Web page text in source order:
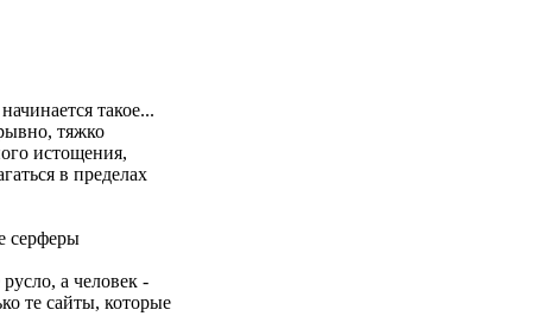
такое...
тяжко
истощения,
в пределах
серферы
а человек -
те сайты, которые